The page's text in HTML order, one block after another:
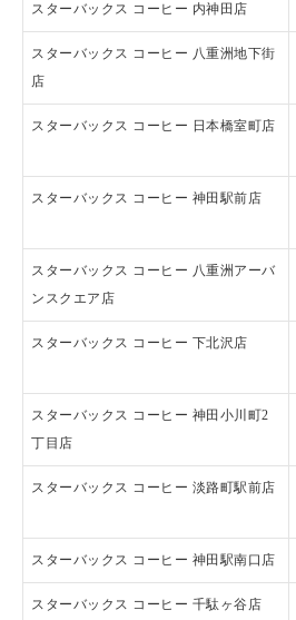
スターバックス コーヒー 内神田店
スターバックス コーヒー 八重洲地下街
店
スターバックス コーヒー 日本橋室町店
スターバックス コーヒー 神田駅前店
スターバックス コーヒー 八重洲アーバ
ンスクエア店
スターバックス コーヒー 下北沢店
スターバックス コーヒー 神田小川町2
丁目店
スターバックス コーヒー 淡路町駅前店
スターバックス コーヒー 神田駅南口店
スターバックス コーヒー 千駄ヶ谷店